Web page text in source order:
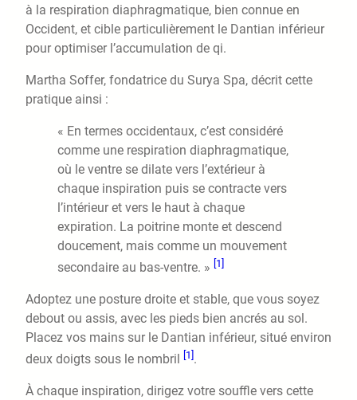
à la respiration diaphragmatique, bien connue en
Occident, et cible particulièrement le Dantian inférieur
pour optimiser l’accumulation de qi.
Martha Soffer, fondatrice du Surya Spa, décrit cette
pratique ainsi :
« En termes occidentaux, c’est considéré
comme une respiration diaphragmatique,
où le ventre se dilate vers l’extérieur à
chaque inspiration puis se contracte vers
l’intérieur et vers le haut à chaque
expiration. La poitrine monte et descend
doucement, mais comme un mouvement
secondaire au bas-ventre. » [1]
Adoptez une posture droite et stable, que vous soyez
debout ou assis, avec les pieds bien ancrés au sol.
Placez vos mains sur le Dantian inférieur, situé environ
deux doigts sous le nombril
[1] .
À chaque inspiration, dirigez votre souffle vers cette